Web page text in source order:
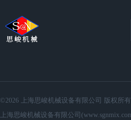
©2026 上海思峻机械设备有限公司 版权所有
上海思峻机械设备有限公司